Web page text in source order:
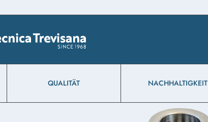
QUALITÄT NACHHALTIGKEIT